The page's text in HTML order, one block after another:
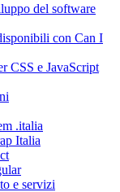
del software
con Can I
CSS e JavaScript
.italia
Italia
e servizi